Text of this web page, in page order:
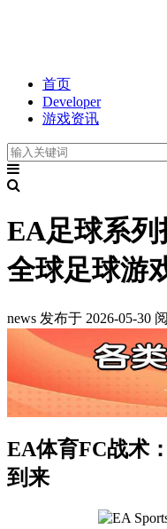
首页
Developer
游戏资讯
EA足球系列
全球足球游
news 发布于 2026-05-30
EA体育FC战术
到来